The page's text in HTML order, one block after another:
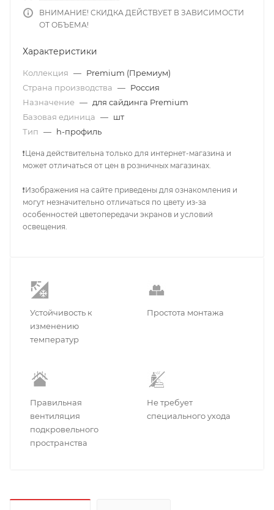
ВНИМАНИЕ! СКИДКА ДЕЙСТВУЕТ В ЗАВИСИМОСТИ
ОТ ОБЪЕМА!
Характеристики
Коллекция — Premium (Премиум)
Страна производства — Россия
Назначение — для сайдинга Premium
Базовая единица — шт
Тип — h-профиль
❗Цена действительна только для интернет-магазина и
может отличаться от цен в розничных магазинах.
❗Изображения на сайте приведены для ознакомления и
могут незначительно отличаться по цвету из-за
особенностей цветопередачи экранов и условий
освещения.
Устойчивость к
изменению
температур
Простота монтажа
Правильная
вентиляция
подкровельного
пространства
Не требует
специального ухода